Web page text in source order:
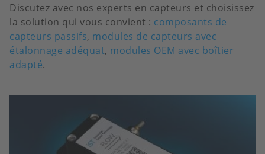
Discutez avec nos experts en capteurs et choisissez
la solution qui vous convient : composants de
capteurs passifs, modules de capteurs avec
étalonnage adéquat, modules OEM avec boîtier
adapté.